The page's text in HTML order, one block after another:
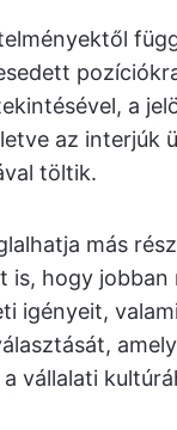
a
az interjúk
töltik.
más
is, hogy jobban
igényeit,
vállalati